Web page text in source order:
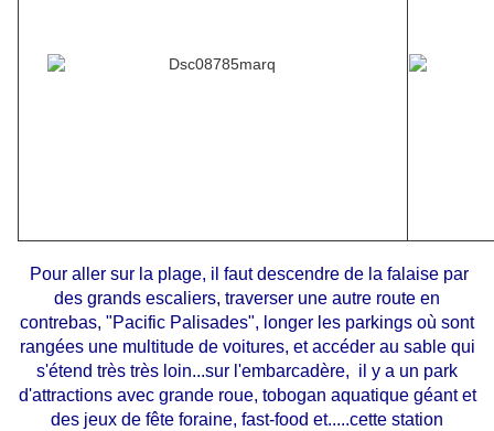
Pour aller sur la plage, il faut descendre de la falaise par
des grands escaliers, traverser une autre route en
contrebas, "Pacific Palisades", longer les parkings où sont
rangées une multitude de voitures, et accéder au sable qui
s'étend très très loin...sur l'embarcadère, il y a un park
d'attractions avec grande roue, tobogan aquatique géant et
des jeux de fête foraine, fast-food et.....cette station